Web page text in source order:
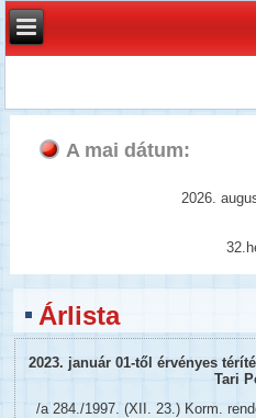
A mai dátum:
2026.
Árlista
2023. január 01-től érvényes
Tari
/a 284./1997. (XII. 23.) Korm.